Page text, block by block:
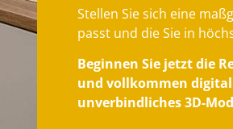
Stellen Sie sich eine
passt und die Sie in
Beginnen Sie jetzt die
und vollkommen digital
unverbindliches 3D-